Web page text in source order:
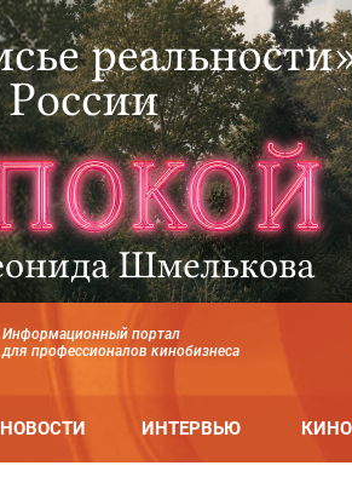
Информационный портал
для профессионалов кинобизнеса
НОВОСТИ ИНТЕРВЬЮ